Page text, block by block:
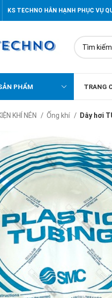
KS TECHNO HÂN HẠNH PHỤC VỤ
PHẨM TRANG
KHÍ NÉN Ống khí Dây hơi